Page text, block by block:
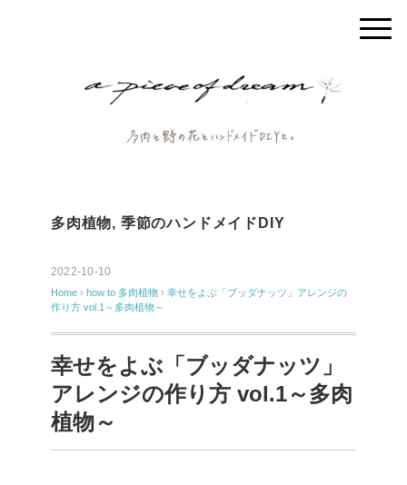
多肉植物, 季節のハンドメイドDIY
2022-10-10
Home › how to 多肉植物 › 幸せをよぶ「ブッダナッツ」アレンジの
作り方 vol.1～多肉植物～
幸せをよぶ「ブッダナッツ」
アレンジの作り方 vol.1～多肉
植物～